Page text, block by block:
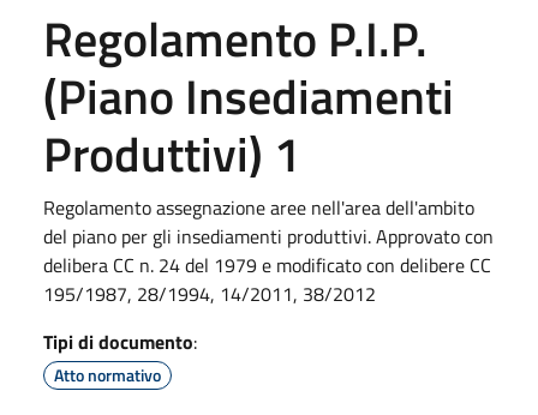
Regolamento P.I.P.
(Piano Insediamenti
Produttivi) 1
Regolamento assegnazione aree nell'area dell'ambito
del piano per gli insediamenti produttivi. Approvato con
delibera CC n. 24 del 1979 e modificato con delibere CC
195/1987, 28/1994, 14/2011, 38/2012
Tipi di documento:
Atto normativo